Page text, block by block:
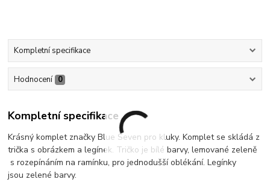
Kompletní specifikace
Hodnocení 0
Kompletní specifikace
Krásný komplet značky Blue Seven pro kluky. Komplet se skládá z
trička s obrázkem a legínek. Tričko je bílé barvy, lemované zeleně
s rozepínáním na ramínku, pro jednodušší oblékání. Legínky
jsou zelené barvy.